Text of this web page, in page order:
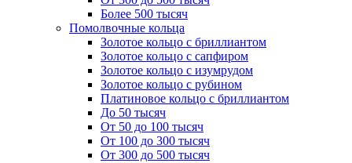
Более 500 тысяч
Помолвочные кольца
Золотое кольцо с бриллиантом
Золотое кольцо с сапфиром
Золотое кольцо с изумрудом
Золотое кольцо с рубином
Платиновое кольцо с бриллиантом
До 50 тысяч
От 50 до 100 тысяч
От 100 до 300 тысяч
От 300 до 500 тысяч